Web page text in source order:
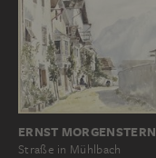
ERNST MORGENSTERN
Straße in Mühlbach